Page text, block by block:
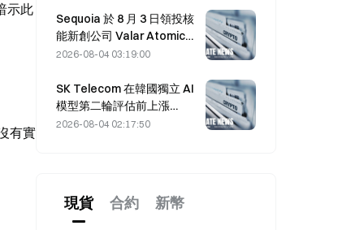
示此
有實
Sequoia 於 8 月 3 日領投核
能新創公司 Valar Atomics
的 $1B 股權融資輪
2026-08-04 03:19:00
SK Telecom 在韓國獨立 AI
模型第二輪評估前上漲
13.78%
2026-08-04 02:17:50
現貨 合約 新幣